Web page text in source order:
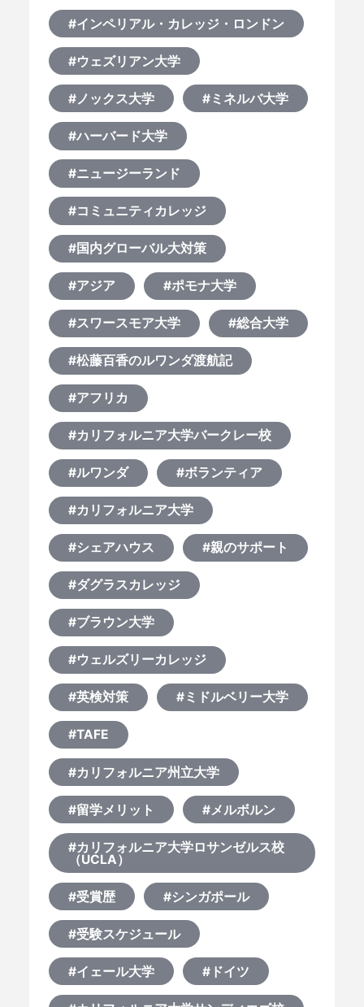
#インペリアル・カレッジ・ロンドン
#ウェズリアン大学
#ノックス大学 #ミネルバ大学
#ハーバード大学
#ニュージーランド
#コミュニティカレッジ
#国内グローバル大対策
#アジア #ポモナ大学
#スワースモア大学 #総合大学
#松藤百香のルワンダ渡航記
#アフリカ
#カリフォルニア大学バークレー校
#ルワンダ #ボランティア
#カリフォルニア大学
#シェアハウス #親のサポート
#ダグラスカレッジ
#ブラウン大学
#ウェルズリーカレッジ
#英検対策 #ミドルベリー大学
#TAFE
#カリフォルニア州立大学
#留学メリット #メルボルン
#カリフォルニア大学ロサンゼルス校
（UCLA）
#受賞歴 #シンガポール
#受験スケジュール
#イェール大学 #ドイツ